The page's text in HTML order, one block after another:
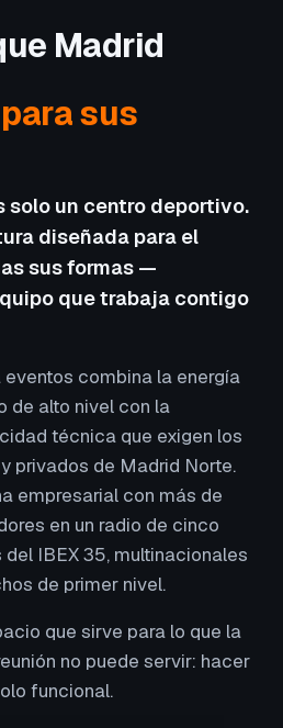
Madrid
sus
solo un centro deportivo.
diseñada para el
sus formas —
que trabaja contigo
combina la energía
de alto nivel con la
técnica que exigen los
privados de Madrid Norte.
empresarial con más de
en un radio de cinco
IBEX 35, multinacionales
de primer nivel.
que sirve para lo que la
no puede servir: hacer
funcional.